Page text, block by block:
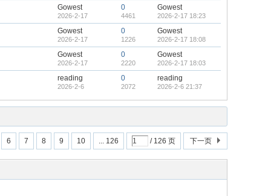
Gowest
2026-2-17
0
4461
Gowest
2026-2-17 18:23
Gowest
2026-2-17
0
1226
Gowest
2026-2-17 18:08
Gowest
2026-2-17
0
2220
Gowest
2026-2-17 18:03
reading
2026-2-6
0
2072
reading
2026-2-6 21:37
6 7 8 9 10 ... 126 / 126 页 下一页